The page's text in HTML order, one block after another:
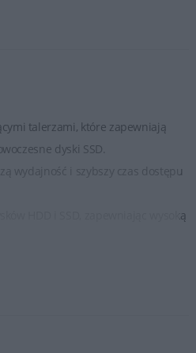
talerzami, które zapewniają
dyski SSD.
wydajność i szybszy czas dostępu
HDD i SSD, zapewniając wysoką